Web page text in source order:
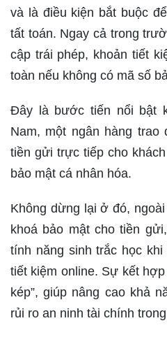
và là điều kiện bắt buộc
tất toán. Ngay cả trong
cập trái phép, khoản tiết
toàn nếu không có mã số
Đây là bước tiến nổi bật
Nam, một ngân hàng trao
tiền gửi trực tiếp cho
bảo mật cá nhân hóa.
Không dừng lại ở đó,
khoá bảo mật cho tiền
tính năng sinh trắc học
tiết kiệm online. Sự kết
kép”, giúp nâng cao khả
rủi ro an ninh tài chính